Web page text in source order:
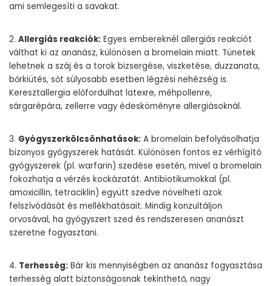
ami semlegesíti a savakat.
2. Allergiás reakciók: Egyes embereknél allergiás reakciót
válthat ki az ananász, különösen a bromelain miatt. Tünetek
lehetnek a száj és a torok bizsergése, viszketése, duzzanata,
bőrkiütés, sőt súlyosabb esetben légzési nehézség is.
Keresztallergia előfordulhat latexre, méhpollenre,
sárgarépára, zellerre vagy édesköményre allergiásoknál.
3. Gyógyszerkölcsönhatások: A bromelain befolyásolhatja
bizonyos gyógyszerek hatását. Különösen fontos ez vérhígító
gyógyszerek (pl. warfarin) szedése esetén, mivel a bromelain
fokozhatja a vérzés kockázatát. Antibiotikumokkal (pl.
amoxicillin, tetraciklin) együtt szedve növelheti azok
felszívódását és mellékhatásait. Mindig konzultáljon
orvosával, ha gyógyszert szed és rendszeresen ananászt
szeretne fogyasztani.
4. Terhesség: Bár kis mennyiségben az ananász fogyasztása
terhesség alatt biztonságosnak tekinthető, nagy